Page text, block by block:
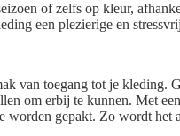
of zelfs op kleur,
een plezierige en
van toegang tot je kleding.
om erbij te kunnen. Met
gepakt. Zo wordt het